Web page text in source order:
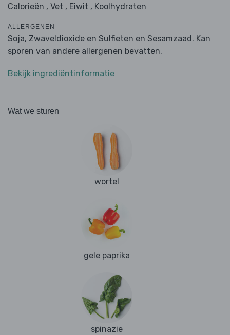
Calorieën , Vet , Eiwit , Koolhydraten
ALLERGENEN
Soja, Zwaveldioxide en Sulfieten en Sesamzaad. Kan
sporen van andere allergenen bevatten.
Bekijk ingrediëntinformatie
Wat we sturen
wortel
gele paprika
spinazie